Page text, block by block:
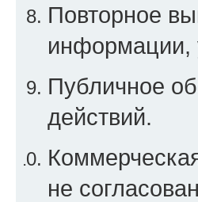
Повторное
информации,
Публичное
действий.
не